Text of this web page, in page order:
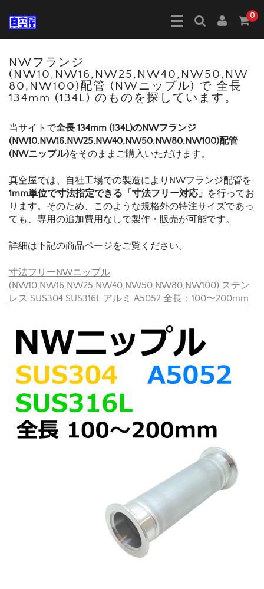
0
NWフランジ
(NW10,NW16,NW25,NW40,NW50,NW
80,NW100)配管 (NWニップル) で 全長
134mm (134L) のものを探しています。
当サイトで全長 134mm (134L)のNWフランジ
(NW10,NW16,NW25,NW40,NW50,NW80,NW100)配管
(NWニップル)をそのままご購入いただけます。
真空屋では、自社工場での製造によりNWフランジ配管を
1mm単位で寸法指定できる「寸法フリー対応」 を行ってお
ります。そのため、このような規格外の特注サイズであっ
ても、専用の追加費用なしで製作・販売が可能です。
詳細は下記の商品ページをご覧ください。
寸法フリーNWニップル
(NW10,NW16,NW25,NW40,NW50,NW80,NW100) ステン
レス SUS304 SUS316L アルミ A5052 全長：100〜200mm